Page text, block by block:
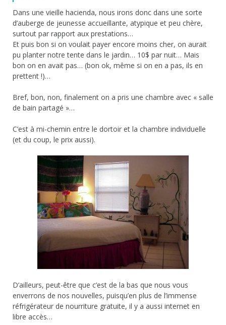
Dans une vieille hacienda, nous irons donc dans une sorte
d’auberge de jeunesse accueillante, atypique et peu chère,
surtout par rapport aux prestations…
Et puis bon si on voulait payer encore moins cher, on aurait
pu planter notre tente dans le jardin… 10$ par nuit… Mais
bon on en avait pas… (bon ok, même si on en a pas, ils en
prettent !)…
Bref, bon, non, finalement on a pris une chambre avec « salle
de bain partagé »…
C’est à mi-chemin entre le dortoir et la chambre individuelle
(et du coup, le prix aussi).
D’ailleurs, peut-être que c’est de la bas que nous vous
enverrons de nos nouvelles, puisqu’en plus de l’immense
réfrigérateur de nourriture gratuite, il y a aussi internet en
libre accès…